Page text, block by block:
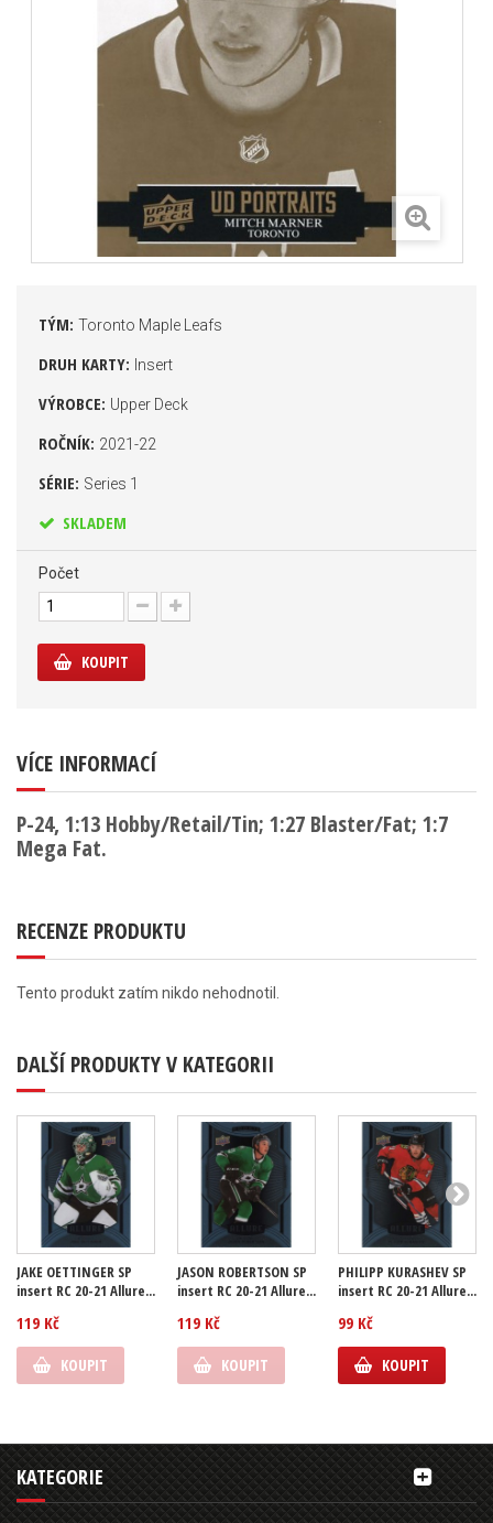
TÝM: Toronto Maple Leafs
DRUH KARTY: Insert
VÝROBCE: Upper Deck
ROČNÍK: 2021-22
SÉRIE: Series 1
SKLADEM
Počet
KOUPIT
VÍCE INFORMACÍ
P-24, 1:13 Hobby/Retail/Tin; 1:27 Blaster/Fat; 1:7
Mega Fat.
RECENZE PRODUKTU
Tento produkt zatím nikdo nehodnotil.
DALŠÍ PRODUKTY V KATEGORII
JAKE OETTINGER SP
insert RC 20-21 Allure...
119 Kč
KOUPIT
JASON ROBERTSON SP
insert RC 20-21 Allure...
119 Kč
KOUPIT
PHILIPP KURASHEV SP
insert RC 20-21 Allure...
99 Kč
KOUPIT
KATEGORIE